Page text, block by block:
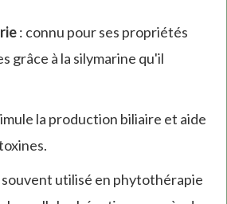
: connu pour ses propriétés
grâce à la silymarine qu'il
la production biliaire et aide
utilisé en phytothérapie